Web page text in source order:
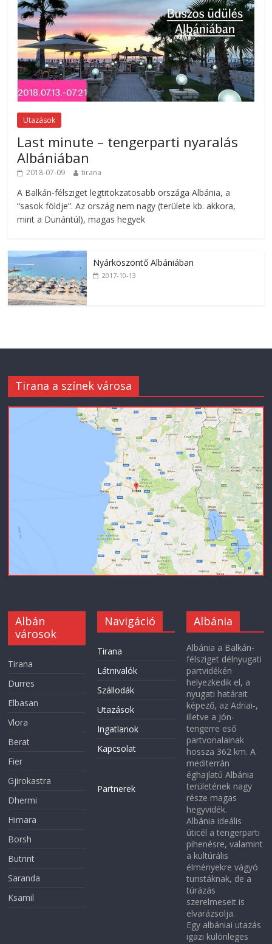
Utazások
Last minute – tengerparti nyaralás
Albániában
2018-07-09 tirana
A Balkán-félsziget legtitokzatosabb országa Albánia, a
“sasok földje”. Az ország nem nagy (területe kb. akkora,
mint a Dunántúl), magas hegyek
Nyárköszöntő Albániában
2017-10-13
Tirana a színek városa
Albán
városok
Tirana
Durres
Elbasan
Vlora
Berat
Fier
Gjirokastra
Dhermi
Himara
Borsh
Butrint
Saranda
Ksamil
Navigáció
Tirana
Látnivalók
Szállodák
Utazások
Ingatlanok
Kapcsolat
Partnerek
Albánia
Albánia a Balkán-
félsziget délnyugati
partvidékén
helyezkedik el, a
nyugati határait
képező, az Adriai-,
illetve a Jón-
tengerre eső
partvonalainak
hossza 362 km. A
mediterrán
éghajlatú Albánia
területének nagy
része magas
hegyvidék.
Albánia ideális
úticél a tengerparti
pihenésre, valamint
a kultúrális
élményekre vágyó
turistáknak, de a
túrázás
szerelmeseit is
elvarázsolja.
Egy albániai utazás
igazi különleges